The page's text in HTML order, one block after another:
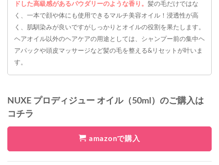
ドした高級感があるパウダリーのような香り。 髪の毛だけではな
く、一本で顔や体にも使用できるマルチ美容オイル！浸透性が高
く、肌馴染みが良いですがしっかりとオイルの役割を果たします。
ヘアオイル以外のヘアケアの用途としては、シャンプー前の集中ヘ
アパックや頭皮マッサージなど髪の毛を整える&リセットが叶いま
す。
NUXE プロディジュー オイル（50ml）のご購入は
コチラ
amazonで購入